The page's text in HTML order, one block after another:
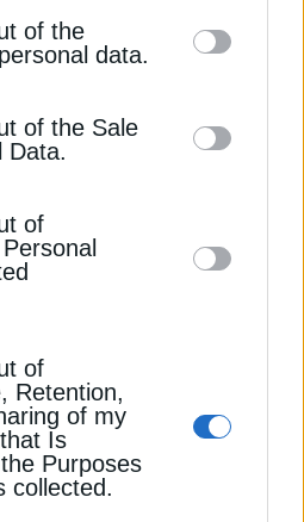
parties on the IAB’s list
This
be disclosed by us to
IAB’s List of
parties.
of the
data.
of the Sale
Data.
of
of
Retention,
of my
Is
Purposes
collected.
Δυτική και